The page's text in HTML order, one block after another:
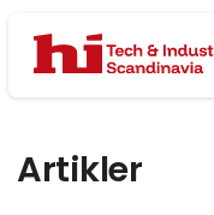
Artikler